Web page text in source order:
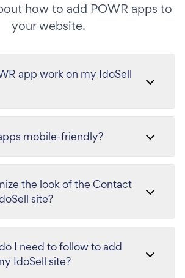
how to add POWR apps to
your website.
app work on my IdoSell
mobile-friendly?
the look of the Contact
site?
I need to follow to add
IdoSell site?